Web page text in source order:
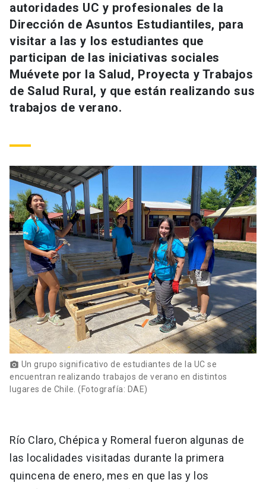
Futuros estudiantes
Estudiantes
Académicos
Personal
Padres y familia
Vecinos
Go to english site launch
ACCESOS DIRECTOS
Admisión launch
Medios Biblioteca
Donaciones launch
autoridades UC y profesionales de la
Dirección de Asuntos Estudiantiles, para
visitar a las y los estudiantes que
participan de las iniciativas sociales
Muévete por la Salud, Proyecta y Trabajos
de Salud Rural, y que están realizando sus
trabajos de verano.
photo_camera Un grupo significativo de estudiantes de la UC se
encuentran realizando trabajos de verano en distintos
lugares de Chile. (Fotografía: DAE)
Río Claro, Chépica y Romeral fueron algunas de
las localidades visitadas durante la primera
quincena de enero, mes en que las y los